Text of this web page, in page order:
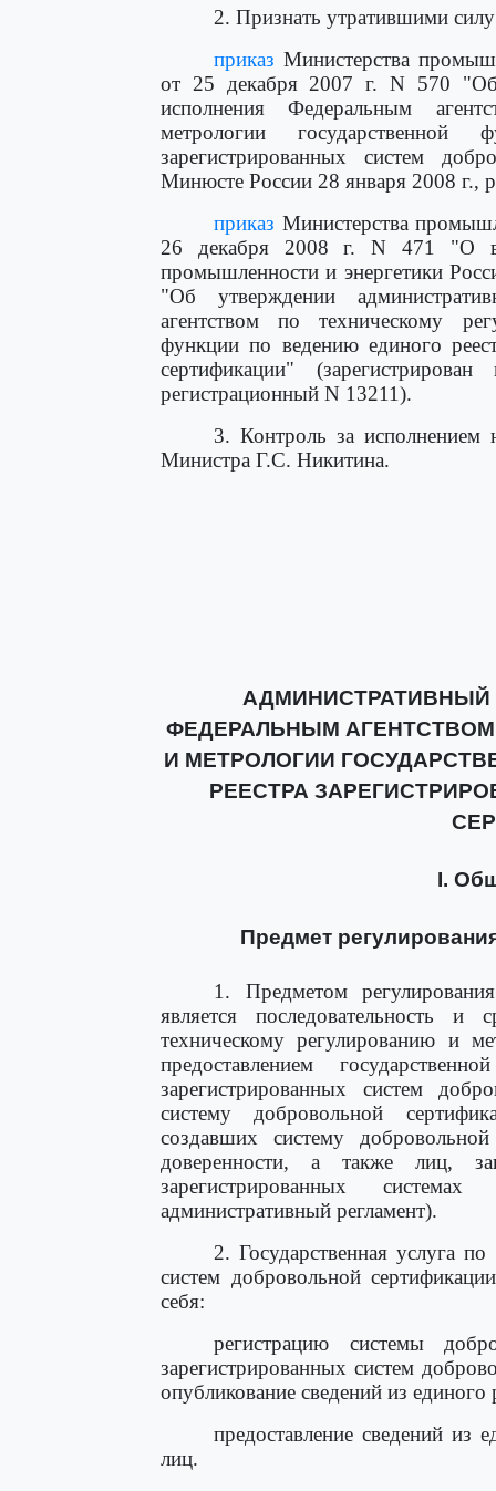
2. Признать утратившими
приказ Министерства
от 25 декабря 2007 г. N 570 "Об
исполнения Федеральным
метрологии
зарегистрированных систем
Минюсте России 28 января 2008 г.,
приказ Министерства
26 декабря 2008 г. N 471 "О
промышленности и энергетики
"Об утверждении
агентством по техническому
функции по ведению единого
сертификации"
регистрационный N 13211).
3. Контроль за исполнением
Министра Г.С. Никитина.
АДМИНИСТРАТИВНЫЙ
ФЕДЕРАЛЬНЫМ
И МЕТРОЛОГИИ
РЕЕСТРА
I.
Предмет
1. Предметом
является последовательность и
техническому регулированию и
предоставлением
зарегистрированных систем
систему добровольной
создавших систему
доверенности, а также лиц,
зарегистрированных
административный регламент).
2. Государственная услуга
систем добровольной
себя:
регистрацию системы
зарегистрированных систем
опубликование сведений из единого
предоставление сведений из
лиц.